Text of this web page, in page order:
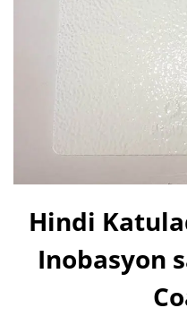
Hindi
Inobasyon